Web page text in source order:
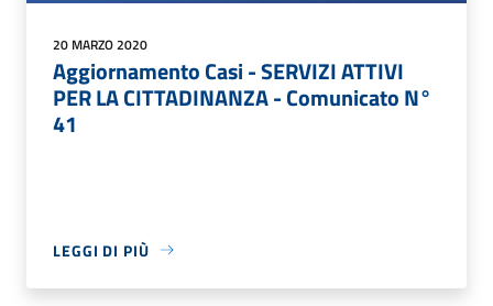
20 MARZO 2020
Aggiornamento Casi - SERVIZI ATTIVI
PER LA CITTADINANZA - Comunicato N°
41
LEGGI DI PIÙ